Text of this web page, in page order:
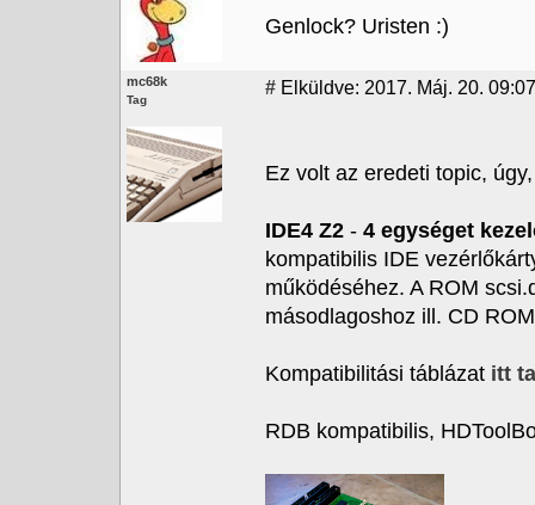
Genlock? Uristen :)
mc68k
Tag
# Elküldve: 2017. Máj. 20.
Ez volt az eredeti topic,
IDE4 Z2 - 4 egységet
kompatibilis IDE
működéséhez. A ROM
másodlagoshoz ill. CD
Kompatibilitási táblázat itt
RDB kompatibilis,